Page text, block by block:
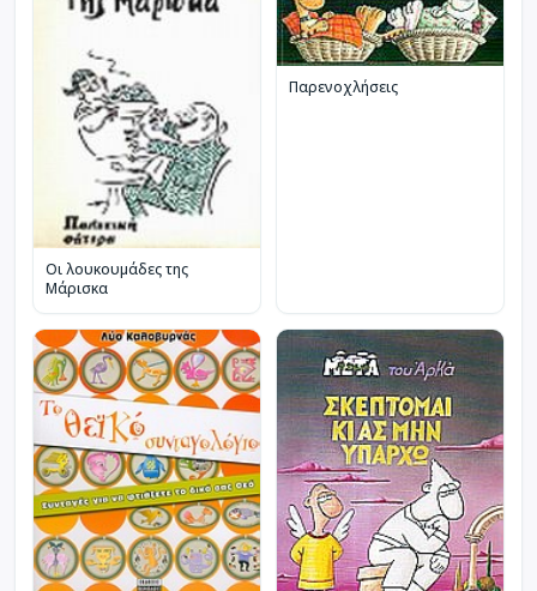
Οι λουκουμάδες της
Μάρισκα
Παρενοχλήσεις